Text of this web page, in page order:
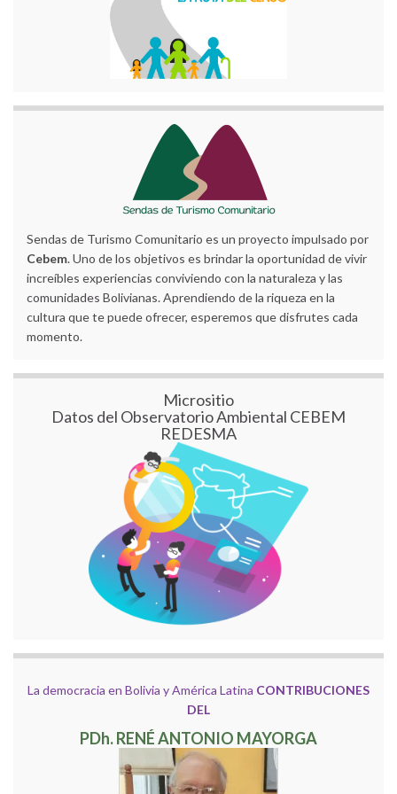
Sendas de Turismo Comunitario es un proyecto impulsado por
Cebem. Uno de los objetivos es brindar la oportunidad de vivir
increíbles experiencias conviviendo con la naturaleza y las
comunidades Bolivianas. Aprendiendo de la riqueza en la
cultura que te puede ofrecer, esperemos que disfrutes cada
momento.
Micrositio
Datos del Observatorio Ambiental CEBEM
REDESMA
La democracia en Bolivia y América Latina CONTRIBUCIONES
DEL
PDh. RENÉ ANTONIO MAYORGA